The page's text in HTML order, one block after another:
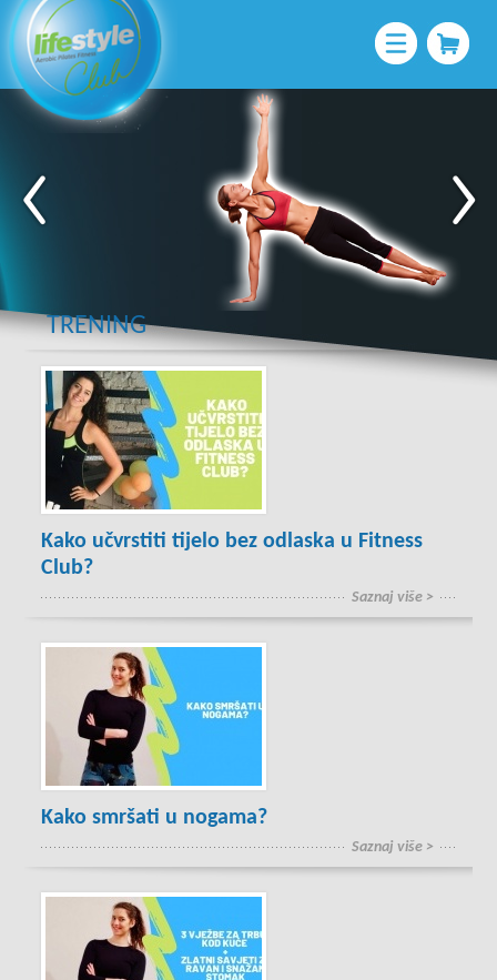
TRENING
Kako učvrstiti tijelo bez odlaska u Fitness
Club?
Saznaj više >
Kako smršati u nogama?
Saznaj više >